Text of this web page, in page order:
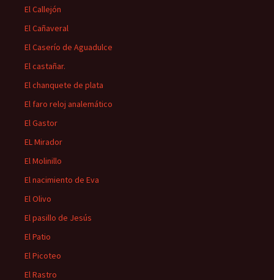
El Callejón
El Cañaveral
El Caserío de Aguadulce
El castañar.
El chanquete de plata
El faro reloj analemático
El Gastor
EL Mirador
El Molinillo
El nacimiento de Eva
El Olivo
El pasillo de Jesús
El Patio
El Picoteo
El Rastro